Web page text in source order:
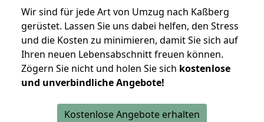
Wir sind für jede Art von Umzug nach Kaßberg
gerüstet. Lassen Sie uns dabei helfen, den Stress
und die Kosten zu minimieren, damit Sie sich auf
Ihren neuen Lebensabschnitt freuen können.
Zögern Sie nicht und holen Sie sich kostenlose
und unverbindliche Angebote!
Kostenlose Angebote erhalten